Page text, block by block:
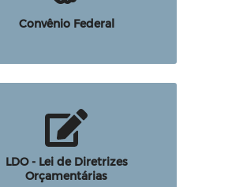
Convênio Federal
LDO - Lei de Diretrizes
Orçamentárias